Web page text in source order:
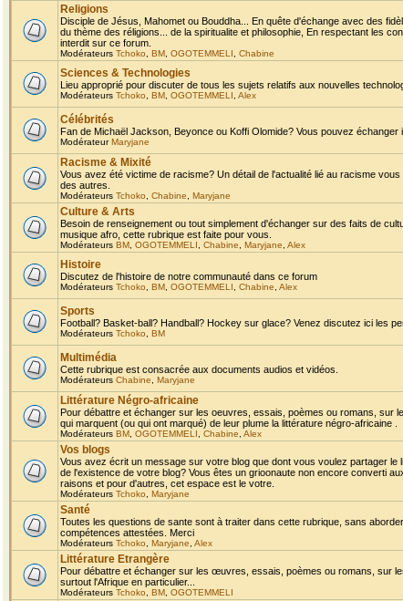
Religions
Disciple de Jésus, Mahomet ou Bouddha... En quête d'échange avec des
du thème des réligions... de la spiritualite et philosophie, En respectant les
interdit sur ce forum.
Modérateurs Tchoko BM OGOTEMMELI Chabine
Sciences & Technologies
Lieu approprié pour discuter de tous les sujets relatifs aux nouvelles
Modérateurs Tchoko BM OGOTEMMELI Alex
Célébrités
Fan de Michaël Jackson, Beyonce ou Koffi Olomide? Vous pouvez
ModérateurMaryjane
Racisme & Mixité
Vous avez été victime de racisme? Un détail de l'actualité lié au racisme
des autres.
Modérateurs Tchoko Chabine Maryjane
Culture & Arts
Besoin de renseignement ou tout simplement d'échanger sur des faits de
musique afro, cette rubrique est faite pour vous.
Modérateurs BM OGOTEMMELI Chabine Maryjane Alex
Histoire
Discutez de l'histoire de notre communauté dans ce forum
Modérateurs Tchoko BM OGOTEMMELI Chabine Alex
Sports
Football? Basket-ball? Handball? Hockey sur glace? Venez discutez ici les
Modérateurs Tchoko BM
Multimédia
Cette rubrique est consacrée aux documents audios et vidéos.
Modérateurs Chabine Maryjane
Littérature Négro-africaine
Pour débattre et échanger sur les oeuvres, essais, poèmes ou romans, sur
qui marquent (ou qui ont marqué) de leur plume la littérature négro-africaine .
Modérateurs BM OGOTEMMELI Chabine Alex
Vos blogs
Vous avez écrit un message sur votre blog que dont vous voulez partager
de l'existence de votre blog? Vous êtes un grioonaute non encore converti
raisons et pour d'autres, cet espace est le votre.
Modérateurs Tchoko Maryjane
Santé
Toutes les questions de sante sont à traiter dans cette rubrique, sans
compétences attestées. Merci
Modérateurs Tchoko Maryjane Alex
Littérature Etrangère
Pour débattre et échanger sur les œuvres, essais, poèmes ou romans, sur
surtout l'Afrique en particulier...
Modérateurs Tchoko BM OGOTEMMELI